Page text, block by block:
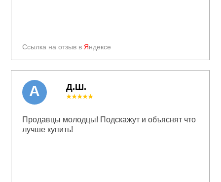
Ссылка на отзыв в Яндексе
Д.Ш.
★★★★★
Продавцы молодцы! Подскажут и объяснят что
лучше купить!
А